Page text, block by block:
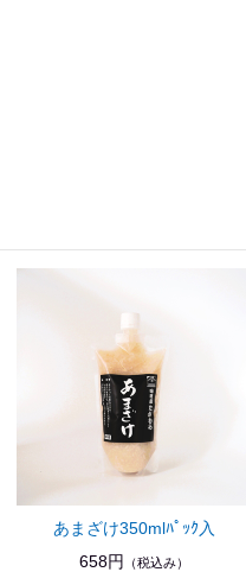
あまざけ350mlﾊﾟｯｸ入
658円
（税込み）